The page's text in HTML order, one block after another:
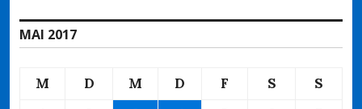
MAI 2017
M D M D F S
S